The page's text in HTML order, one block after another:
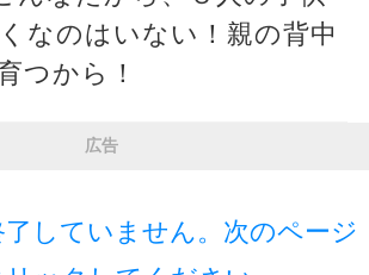
なのはいない！親の背中
つから！
広告
していません。次のページ